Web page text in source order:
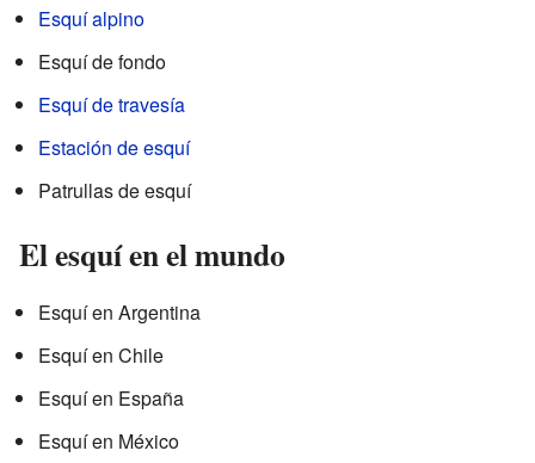
Esquí alpino
Esquí de fondo
Esquí de travesía
Estación de esquí
Patrullas de esquí
El esquí en el mundo
Esquí en Argentina
Esquí en Chile
Esquí en España
Esquí en México